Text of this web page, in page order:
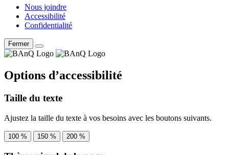
Nous joindre
Accessibilité
Confidentialité
Fermer
Options d’accessibilité
Taille du texte
Ajustez la taille du texte à vos besoins avec les boutons suivants.
100 % 150 % 200 %